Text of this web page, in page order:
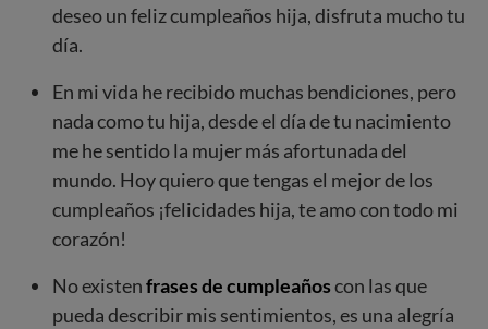
deseo un feliz cumpleaños hija, disfruta mucho tu
día.
En mi vida he recibido muchas bendiciones, pero
nada como tu hija, desde el día de tu nacimiento
me he sentido la mujer más afortunada del
mundo. Hoy quiero que tengas el mejor de los
cumpleaños ¡felicidades hija, te amo con todo mi
corazón!
No existenfrases de cumpleañoscon las que
pueda describir mis sentimientos, es una alegría